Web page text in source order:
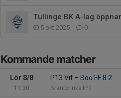
Tullinge BK A-lag
5 okt 2025 0
Kommande matcher
Lör 8/8
11:30
P13 Vit – Boo FF 8 2
Brantbrinks IP 1